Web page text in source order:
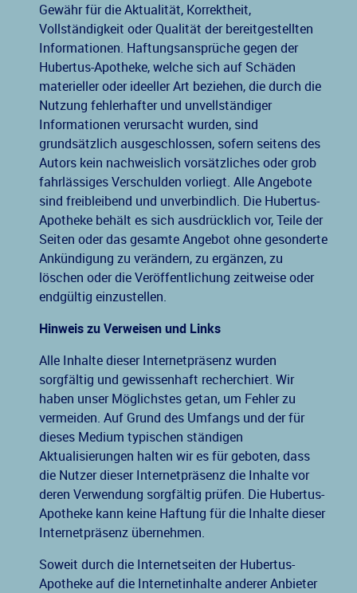
Gewähr für die Aktualität, Korrektheit,
Vollständigkeit oder Qualität der bereitgestellten
Informationen. Haftungsansprüche gegen der
Hubertus-Apotheke, welche sich auf Schäden
materieller oder ideeller Art beziehen, die durch die
Nutzung fehlerhafter und unvellständiger
Informationen verursacht wurden, sind
grundsätzlich ausgeschlossen, sofern seitens des
Autors kein nachweislich vorsätzliches oder grob
fahrlässiges Verschulden vorliegt. Alle Angebote
sind freibleibend und unverbindlich. Die Hubertus-
Apotheke behält es sich ausdrücklich vor, Teile der
Seiten oder das gesamte Angebot ohne gesonderte
Ankündigung zu verändern, zu ergänzen, zu
löschen oder die Veröffentlichung zeitweise oder
endgültig einzustellen.
Hinweis zu Verweisen und Links
Alle Inhalte dieser Internetpräsenz wurden
sorgfältig und gewissenhaft recherchiert. Wir
haben unser Möglichstes getan, um Fehler zu
vermeiden. Auf Grund des Umfangs und der für
dieses Medium typischen ständigen
Aktualisierungen halten wir es für geboten, dass
die Nutzer dieser Internetpräsenz die Inhalte vor
deren Verwendung sorgfältig prüfen. Die Hubertus-
Apotheke kann keine Haftung für die Inhalte dieser
Internetpräsenz übernehmen.
Soweit durch die Internetseiten der Hubertus-
Apotheke auf die Internetinhalte anderer Anbieter